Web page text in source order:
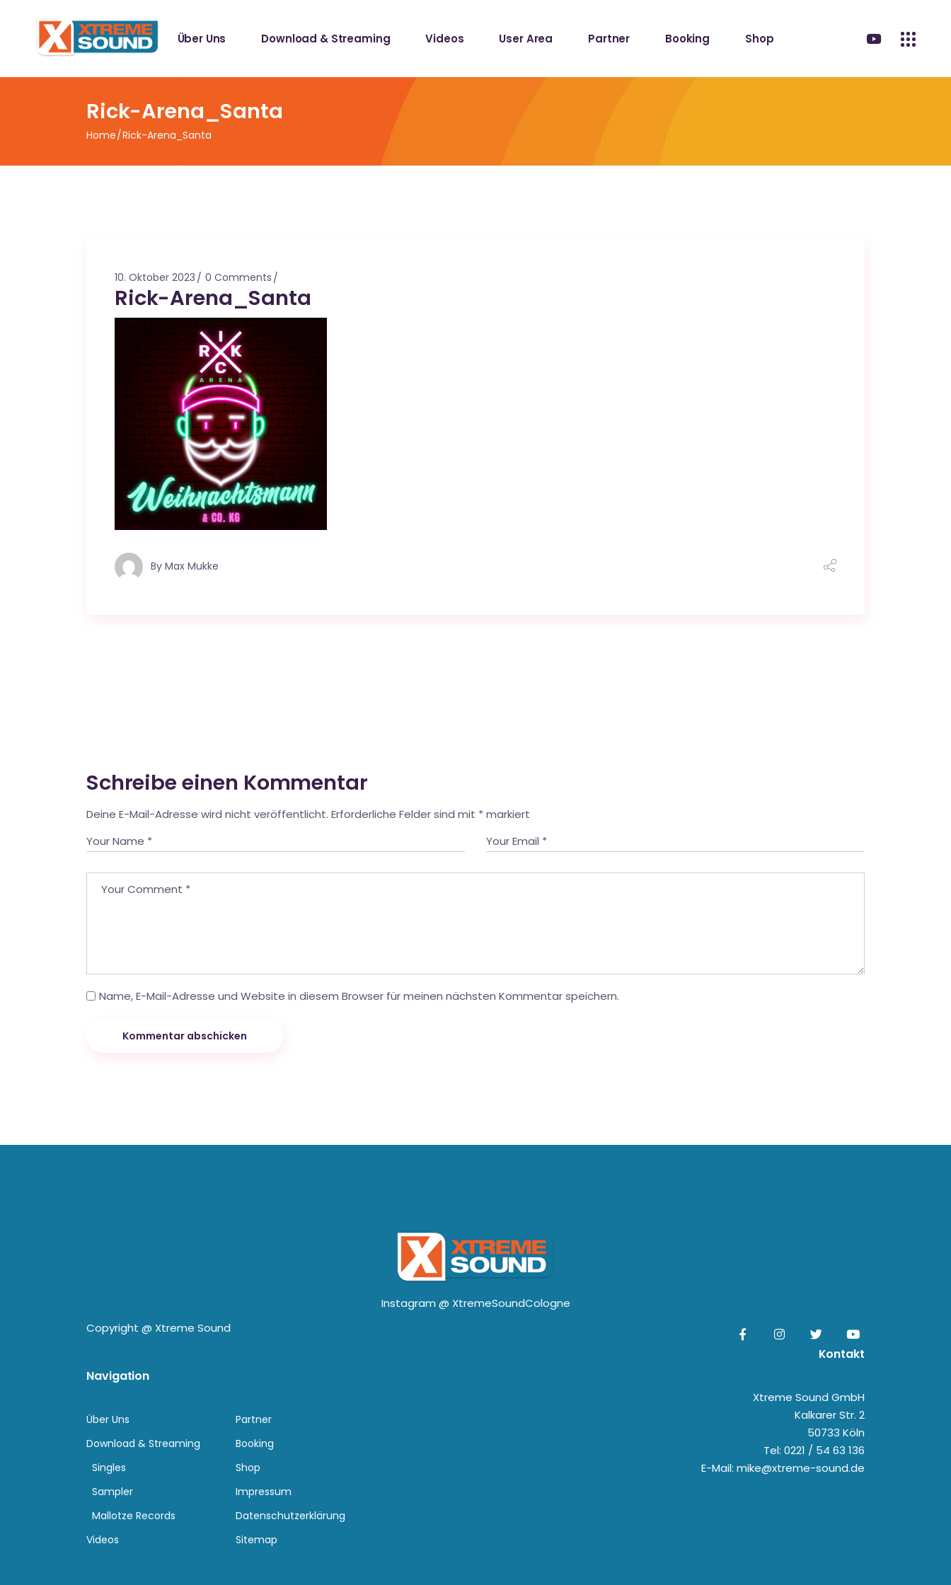
Über Uns Download & Streaming
Singles
Mallotze Records
Videos User Area Partner Booking Shop
Sampler
Rick-Arena_Santa
Home Rick-Arena_Santa
10. Oktober 2023 0 Comments
Rick-Arena_Santa
By Max Mukke
Schreibe einen Kommentar
Deine E-Mail-Adresse wird nicht veröffentlicht. Erforderliche Felder sind mit * markiert
Name, E-Mail-Adresse und Website in diesem Browser für meinen nächsten Kommentar speichern.
Kommentar abschicken
Instagram @ XtremeSoundCologne
Copyright @ Xtreme Sound
Navigation
Über Uns
Download & Streaming
Singles
Sampler
Mallotze Records
Videos
Partner
Booking
Shop
Impressum
Datenschutzerklärung
Sitemap
Kontakt
Xtreme Sound GmbH
Kalkarer Str. 2
50733 Köln
Tel: 0221 / 54 63 136
E-Mail: mike@xtreme-sound.de